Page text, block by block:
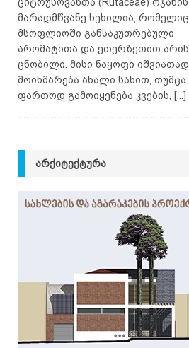
მარადმწვანე ხეხილია, რომელიც
მსოფლიოში განსაკუთრებული
არომატითა და ეთერზეთით არის
ცნობილი. მისი ნაყოფი იშვიათად
მოიხმარება ახალი სახით, თუმცა
ფართოდ გამოიყენება კვების,
[...]
ᲐᲠᲥᲘᲢᲔᲥᲢᲣᲠᲐ